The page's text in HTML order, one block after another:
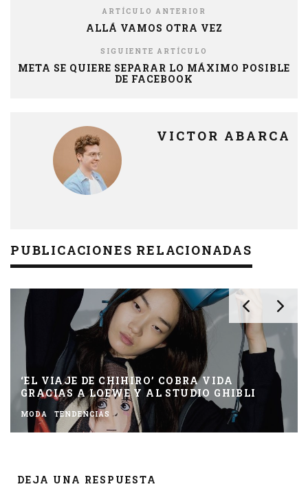
ARTÍCULO ANTERIOR
ALLÁ VAMOS OTRA VEZ
SIGUIENTE ARTÍCULO
META SE QUIERE SEPARAR LO MÁXIMO POSIBLE
DE FACEBOOK
VICTOR ABARCA
PUBLICACIONES RELACIONADAS
‘EL VIAJE DE CHIHIRO’ COBRA VIDA
GRACIAS A LOEWE Y AL STUDIO GHIBLI
MODA TENDENCIAS
DEJA UNA RESPUESTA